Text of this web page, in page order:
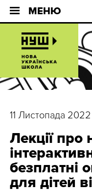
МЕНЮ
11 Листопада 2022
Лекції про
безплатні
для дітей